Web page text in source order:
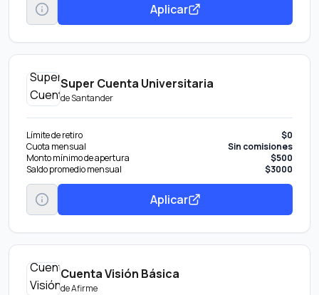
Aplicar
Super Cuenta Universitaria
deSantander
Límite de retiro
$0
Cuota mensual
Sin comisiones
Monto mínimo de apertura
$500
Saldo promedio mensual
$3000
Aplicar
Cuenta Visión Básica
deAfirme